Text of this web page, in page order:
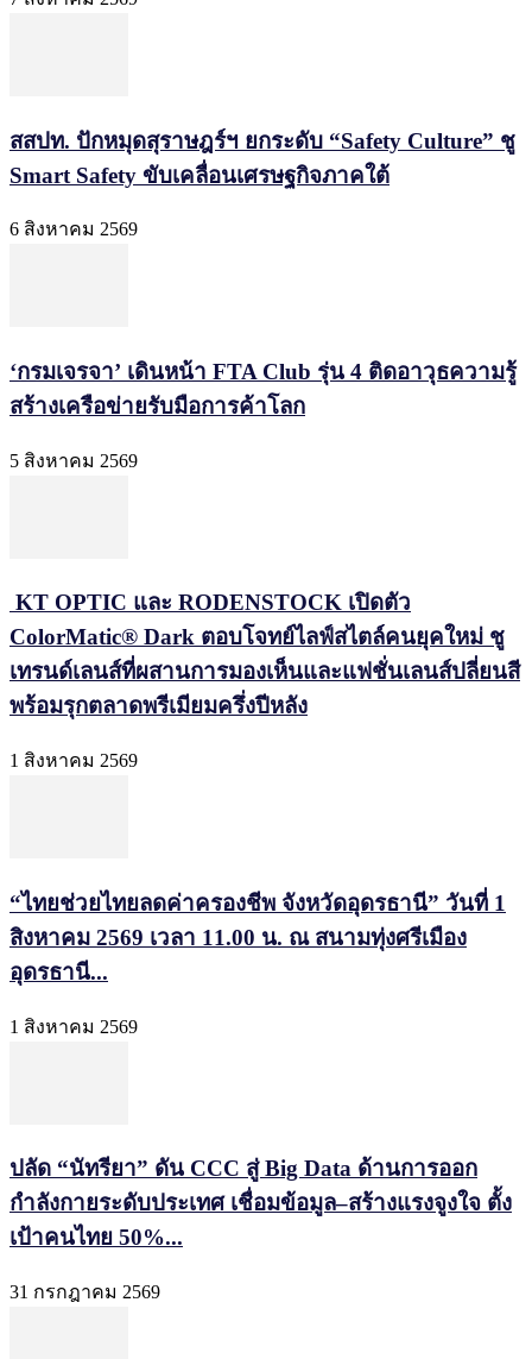
สสปท. ปักหมุดสุราษฎร์ฯ ยกระดับ “Safety Culture” ชู
Smart Safety ขับเคลื่อนเศรษฐกิจภาคใต้
6 สิงหาคม 2569
‘กรมเจรจา’ เดินหน้า FTA Club รุ่น 4 ติดอาวุธความรู้
สร้างเครือข่ายรับมือการค้าโลก
5 สิงหาคม 2569
KT OPTIC และ RODENSTOCK เปิดตัว
ColorMatic® Dark ตอบโจทย์ไลฟ์สไตล์คนยุคใหม่ ชู
เทรนด์เลนส์ที่ผสานการมองเห็นและแฟชั่นเลนส์ปลี่ยนสี
พร้อมรุกตลาดพรีเมียมครึ่งปีหลัง
1 สิงหาคม 2569
“ไทยช่วยไทยลดค่าครองชีพ จังหวัดอุดรธานี” วันที่ 1
สิงหาคม 2569 เวลา 11.00 น. ณ สนามทุ่งศรีเมือง
อุดรธานี...
1 สิงหาคม 2569
ปลัด “นัทรียา” ดัน CCC สู่ Big Data ด้านการออก
กำลังกายระดับประเทศ เชื่อมข้อมูล–สร้างแรงจูงใจ ตั้ง
เป้าคนไทย 50%...
31 กรกฎาคม 2569